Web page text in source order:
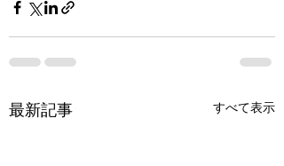
最新記事 すべて表示